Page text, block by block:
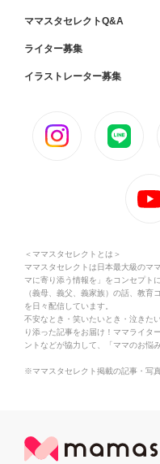
ママスタセレクトQ&A
ライター募集
イラストレーター募集
＜ママスタセレクトとは＞
ママスタセレクトは日本最大級のマ
マに寄り添う情報を」をコンセプト
（義母、義父、義家族）の話、教
を日々配信しています。
不安なとき・笑いたいとき・泣きた
り添った記事をお届け！ママライタ
ントなどが協力して、「ママのお悩
※ママスタセレクト掲載の記事・写